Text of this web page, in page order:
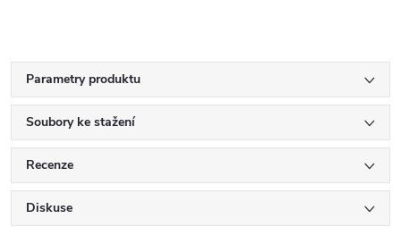
Parametry produktu
Soubory ke stažení
Recenze
Diskuse